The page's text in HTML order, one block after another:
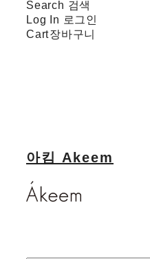
Search 검색
Log In 로그인
Cart장바구니
아킴 Akeem